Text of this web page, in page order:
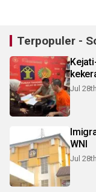
Terpopuler -
Jul 28th
WNI
Jul 28th